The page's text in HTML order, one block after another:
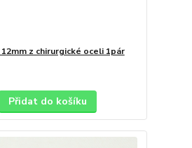
z chirurgické oceli 1pár
Přidat do košíku